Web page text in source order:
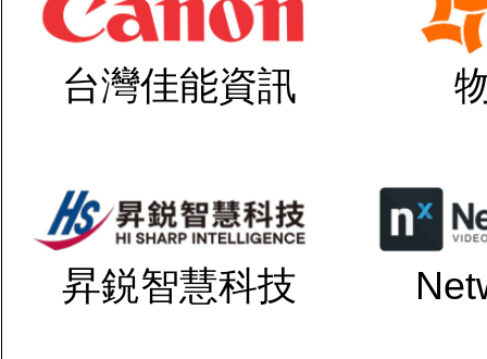
台灣佳能資訊
昇鋭智慧科技